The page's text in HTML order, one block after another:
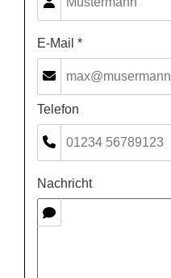
E-Mail *
Telefon
Nachricht